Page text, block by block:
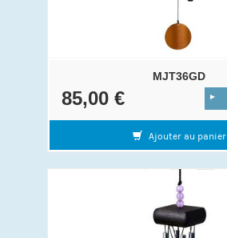
MJT36GD
85,00 €
Ajouter au panier